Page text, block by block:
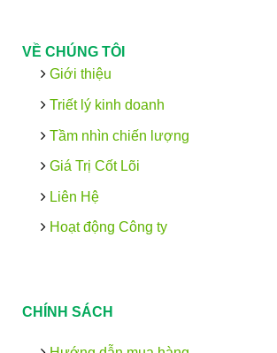
VỀ CHÚNG TÔI
Giới thiệu
Triết lý kinh doanh
Tầm nhìn chiến lượng
Giá Trị Cốt Lõi
Liên Hệ
Hoạt động Công ty
CHÍNH SÁCH